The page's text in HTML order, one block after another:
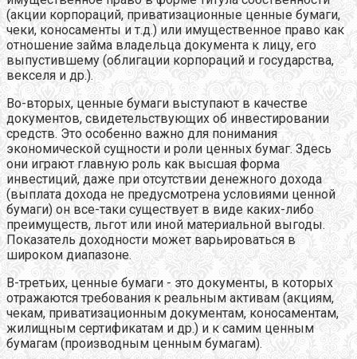
(акции корпораций, приватизационные ценные бумаги,
чеки, коносаменты и т.д.) или имущественное право как
отношение займа владельца документа к лицу, его
выпустившему (облигации корпораций и государства,
векселя и др.).
Во-вторых, ценные бумаги выступают в качестве
документов, свидетельствующих об инвестировании
средств. Это особенно важно для понимания
экономической сущности и роли ценных бумаг. Здесь
они играют главную роль как высшая форма
инвестиций, даже при отсутствии денежного дохода
(выплата дохода не предусмотрена условиями ценной
бумаги) он все-таки существует в виде каких-либо
преимуществ, льгот или иной материальной выгоды.
Показатель доходности может варьироваться в
широком диапазоне.
В-третьих, ценные бумаги - это документы, в которых
отражаются требования к реальным активам (акциям,
чекам, приватизационным документам, коносаментам,
жилищным сертификатам и др.) и к самим ценным
бумагам (производным ценным бумагам).